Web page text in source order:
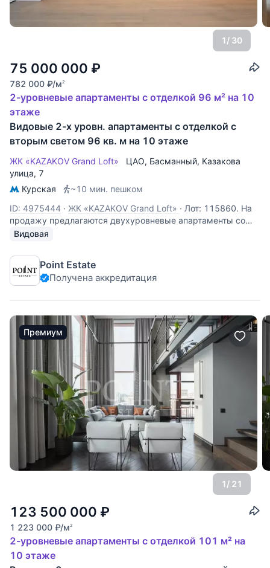
1/ 30
75 000 000 ₽
782 000 ₽/м2
2-уровневые апартаменты с отделкой 96 м² на 10
этаже
Видовые 2-х уровн. апартаменты с отделкой с
вторым светом 96 кв. м на 10 этаже
ЖК «KAZAKOV Grand Loft» ЦАО, Басманный, Казакова
улица, 7
Курская
~10 мин. пешком
ID: 4975444 · ЖК «KAZAKOV Grand Loft» · Лот: 115860. На
продажу предлагаются двухуровневые апартаменты со
вторым светом, площадью 96 кв.м., в премиальном жилом
кухня-гостиная, спальня, гардеробная, совмещенный
санузел, постирочная,
Видовая
Point Estate
Получена аккредитация
Премиум
1/ 21
123 500 000 ₽
1 223 000 ₽/м2
2-уровневые апартаменты с отделкой 101 м² на
10 этаже